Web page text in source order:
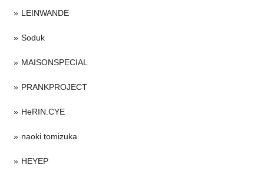
LEINWANDE
Soduk
MAISONSPECIAL
PRANKPROJECT
HeRIN.CYE
naoki tomizuka
HEYEP